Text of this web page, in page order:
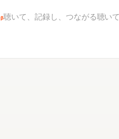
β聴いて、記録し、つながる聴い